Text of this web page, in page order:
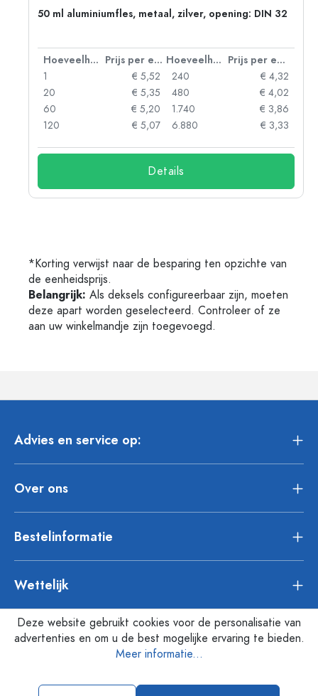
50 ml aluminiumfles, metaal, zilver, opening: DIN 32
Hoeveelheid Prijs per eenheid Hoeveelheid
Prijs per eenheid
1
€ 5,52
20
€ 5,35
60
€ 5,20
120
€ 5,07
240
€ 4,32
480
€ 4,02
1.740
€ 3,86
6.880
€ 3,33
Details
*Korting verwijst naar de besparing ten opzichte van
de eenheidsprijs.
Belangrijk: Als deksels configureerbaar zijn, moeten
deze apart worden geselecteerd. Controleer of ze
aan uw winkelmandje zijn toegevoegd.
Advies en service op:
Over ons
Bestelinformatie
Wettelijk
Deze website gebruikt cookies voor de personalisatie van
advertenties en om u de best mogelijke ervaring te bieden.
Meer informatie...